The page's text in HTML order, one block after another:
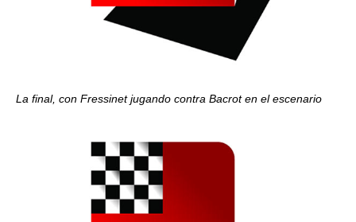
La final, con Fressinet jugando contra Bacrot en el escenario